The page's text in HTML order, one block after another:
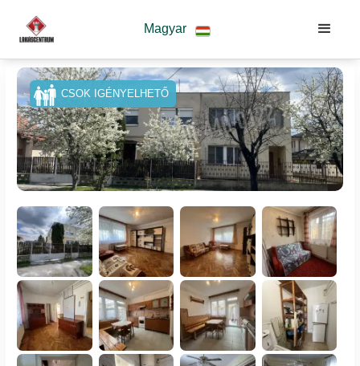
Magyar
CSOK IGÉNYELHETŐ